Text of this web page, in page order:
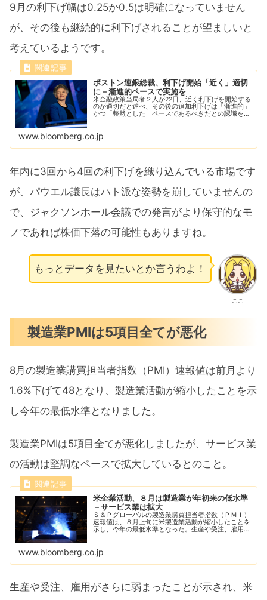
9月の利下げ幅は0.25か0.5は明確になっていません
が、その後も継続的に利下げされることが望ましいと
考えているようです。
ボストン連銀総裁、利下げ開始「近く」適切
に－漸進的ペースで実施を
米金融政策当局者２人が22日、近く利下げを開始する
のが適切だと述べ、その後の追加利下げは「漸進的」
かつ「整然とした」ペースであるべきだとの認識を示
www.bloomberg.co.jp
年内に3回から4回の利下げを織り込んでいる市場です
が、パウエル議長はハト派な姿勢を崩していませんの
で、ジャクソンホール会議での発言がより保守的なモ
ノであれば株価下落の可能性もありますね。
ここ
もっとデータを見たいとか言うわよ！
製造業PMIは5項目全てが悪化
8月の製造業購買担当者指数（PMI）速報値は前月より
1.6%下げて48となり、製造業活動が縮小したことを示
し今年の最低水準となりました。
製造業PMIは5項目全てが悪化しましたが、サービス業
の活動は堅調なペースで拡大しているとのこと。
米企業活動、８月は製造業が年初来の低水準
－サービス業は拡大
Ｓ＆Ｐグローバルの製造業購買担当者指数（ＰＭＩ）
速報値は、８月上旬に米製造業活動が縮小したことを
示し、今年の最低水準となった。生産や受注、雇用が
www.bloomberg.co.jp
生産や受注、雇用がさらに弱まったことが示され、米